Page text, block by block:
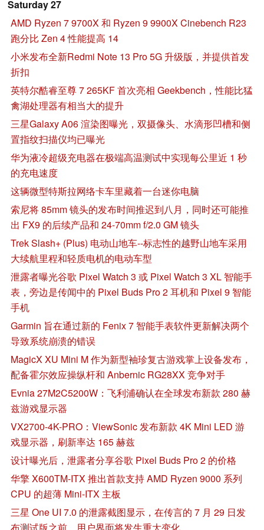
Saturday 27
AMD Ryzen 7 9700X 和 Ryzen 9 9900X Cinebench R23
跑分比 Zen 4 性能提高 14
小米发布全新Redmi Note 13 Pro 5G 升级版，并提供首发
折扣
英特尔酷睿至尊 7 265KF 首次亮相 Geekbench，性能比猛
禽湖处理器有相当大的提升
三星Galaxy A06 渲染图曝光，双摄像头、水滴形凹槽和侧
置指纹扫描仪均已曝光
华为液冷超级充电器在极端高温测试中实现每公里近 1 秒
的充电速度
这辆微型特斯拉网络卡车里藏着一台迷你电脑
索尼将 85mm 镜头的发布时间推迟到八月，同时还可能推
出 FX9 的后续产品和 24-70mm f/2.0 GM 镜头
Trek Slash+ (Plus) 电动山地车--标志性的越野山地车采用
大续航里程和轻质电机的电动车型
泄露者曝光谷歌 Pixel Watch 3 或 Pixel Watch 3 XL 智能手
表，旁边是传闻中的 Pixel Buds Pro 2 耳机和 Pixel 9 智能
手机
Garmin 旨在通过新的 Fenix 7 智能手表软件更新解决两个
导致系统崩溃的错误
MagicX XU Mini M 作为新型袖珍复古游戏掌上设备发布，
配备霍尔效应操纵杆和 Anbernic RG28XX 竞争对手
Evnia 27M2C5200W：飞利浦确认在全球发布新款 280 赫
兹游戏显示器
VX2700-4K-PRO：ViewSonic 发布新款 4K Mini LED 游
戏显示器，刷新率达 165 赫兹
设计曝光后，泄露者分享谷歌 Pixel Buds Pro 2 的价格
华擎 X600TM-ITX 推出首款支持 AMD Ryzen 9000 系列
CPU 的超薄 Mini-ITX 主板
三星 One UI 7.0 的泄露截图显示，在传言的 7 月 29 日发
布测试版之前，用户界面将发生重大变化